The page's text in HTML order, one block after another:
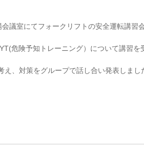
議室にてフォークリフトの安全運転講習
危険予知トレーニング）について講習を
、対策をグループで話し合い発表しまし